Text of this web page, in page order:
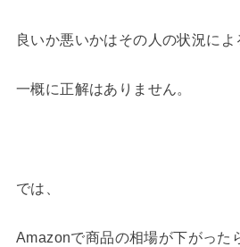
良いか悪いかはその人の状況によ
一概に正解はありません。
では、
Amazonで商品の相場が下がった